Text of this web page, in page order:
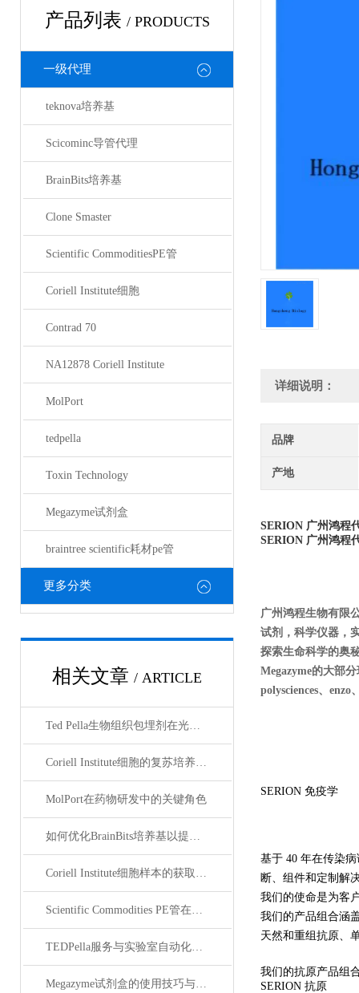
产品列表 / PRODUCTS
一级代理
teknova培养基
Scicominc导管代理
BrainBits培养基
Clone Smaster
Scientific CommoditiesPE管
Coriell Institute细胞
Contrad 70
NA12878 Coriell Institute
MolPort
tedpella
Toxin Technology
Megazyme试剂盒
braintree scientific耗材pe管
更多分类
相关文章 / ARTICLE
Ted Pella生物组织包埋剂在光镜与电镜联用技术中的应用
Coriell Institute细胞的复苏培养与质量控制规范
MolPort在药物研发中的关键角色
如何优化BrainBits培养基以提高实验效果？
Coriell Institute细胞样本的获取与应用指南
Scientific Commodities PE管在环保实验中的作用
TEDPella服务与实验室自动化设备的整合
Megazyme试剂盒的使用技巧与实验优化方法
详细说明：
品牌
产地
SERION 广州鸿程
SERION 广州鸿程
广州鸿程生物有限
试剂，科学仪器，
探索生命科学的奥
Megazyme的大部
polysciences、enzo
SERION 免疫学
基于 40 年在传染
断、组件和定制解
我们的使命是为客
我们的产品组合涵
天然和重组抗原、
我们的抗原产品组
SERION 抗原